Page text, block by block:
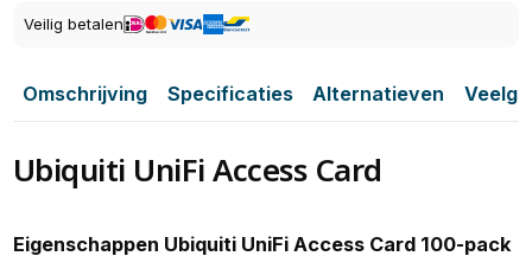
Veilig betalen
Omschrijving Specificaties Alternatieven
Ubiquiti UniFi Access Card
Eigenschappen Ubiquiti UniFi Access Card 100-pack